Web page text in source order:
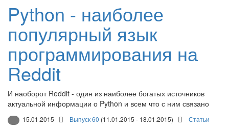
Python - наиболее
популярный язык
программирования на
Reddit
И наоборот Reddit - один из наиболее богатых источников
актуальной информации о Python и всем что с ним связано
15.01.2015 Выпуск 60 (11.01.2015 - 18.01.2015) Статьи